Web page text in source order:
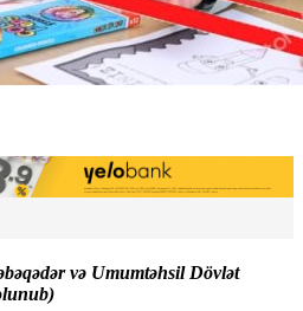
və Umumtəhsil Dövlət